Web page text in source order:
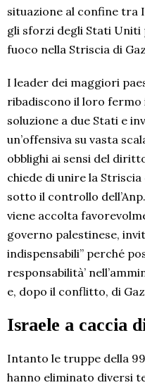
situazione al confine tra
gli sforzi degli Stati Uniti
fuoco nella Striscia di
I leader dei maggiori
ribadiscono il loro fermo
soluzione a due Stati e
un’offensiva su vasta
obblighi ai sensi del
chiede di unire la
sotto il controllo
viene accolta
governo palestinese,
indispensabili” perché
responsabilità’
e, dopo il conflitto, di
Israele a caccia
Intanto le truppe della
hanno eliminato diversi